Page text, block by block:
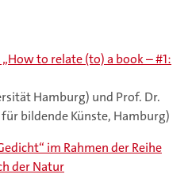
to relate (to) a book – #1:
Hamburg) und Prof. Dr.
bildende Künste, Hamburg)
im Rahmen der Reihe
der Natur